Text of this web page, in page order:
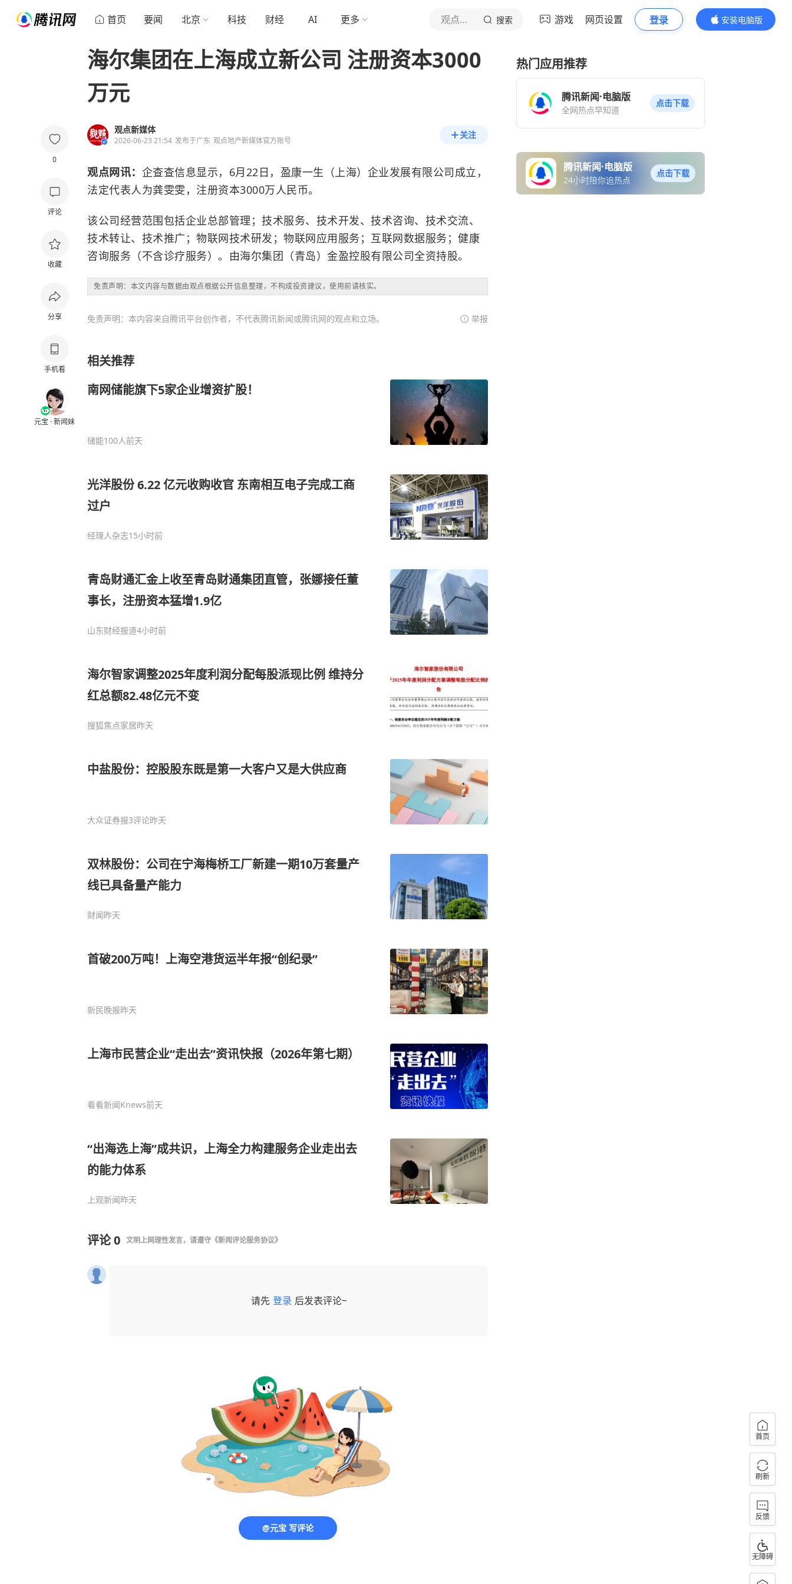
首页 要闻 北京 科技 财经 AI 更多 观点新媒体 搜索 游戏 网页设置 登录
安装电脑版
内容更精彩
0
评论
收藏
分享
手机看
元宝 · 新闻妹
海尔集团在上海成立新公司 注册资本3000
万元
观点新媒体
2026-06-23 21:54 发布于广东 观点地产新媒体官方账号
关注
观点网讯： 企查查信息显示，6月22日，盈康一生（上海）企业发展有限公司成立，
法定代表人为龚雯雯，注册资本3000万人民币。
该公司经营范围包括企业总部管理；技术服务、技术开发、技术咨询、技术交流、
技术转让、技术推广；物联网技术研发；物联网应用服务；互联网数据服务；健康
咨询服务（不含诊疗服务）。由海尔集团（青岛）金盈控股有限公司全资持股。
免责声明：本文内容与数据由观点根据公开信息整理，不构成投资建议，使用前请核实。
免责声明：本内容来自腾讯平台创作者，不代表腾讯新闻或腾讯网的观点和立场。 举报
相关推荐
南网储能旗下5家企业增资扩股！
储能100人前天
光洋股份 6.22 亿元收购收官 东南相互电子完成工商
过户
经理人杂志15小时前
青岛财通汇金上收至青岛财通集团直管，张娜接任董
事长，注册资本猛增1.9亿
山东财经报道4小时前
海尔智家调整2025年度利润分配每股派现比例 维持分
红总额82.48亿元不变
搜狐焦点家居昨天
中盐股份：控股股东既是第一大客户又是大供应商
大众证券报3评论昨天
双林股份：公司在宁海梅桥工厂新建一期10万套量产
线已具备量产能力
财闻昨天
首破200万吨！上海空港货运半年报“创纪录”
新民晚报昨天
上海市民营企业“走出去”资讯快报（2026年第七期）
看看新闻Knews前天
“出海选上海”成共识，上海全力构建服务企业走出去
的能力体系
上观新闻昨天
评论0 文明上网理性发言，请遵守 《新闻评论服务协议》
请先 登录 后发表评论~
@元宝 写评论
热门应用推荐
腾讯新闻·电脑版
全网热点早知道
点击下载
腾讯新闻·电脑版
24小时陪你追热点
点击下载
首页
刷新
反馈
无障碍